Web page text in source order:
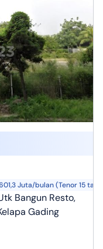
Juta/bulan (Tenor 15
Bangun Resto,
Gading